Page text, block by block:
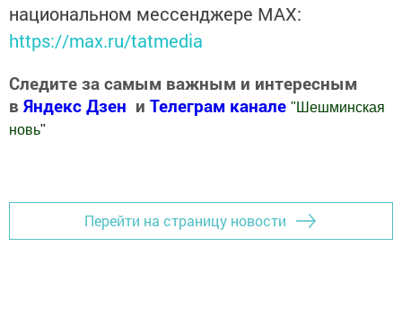
национальном мессенджере MАХ:
https://max.ru/tatmedia
Следите за самым важным и интересным
в Яндекс Дзен и Телеграм канале " Шешминская
новь"
Перейти на страницу новости